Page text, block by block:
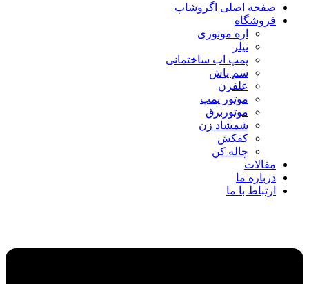
صفحه اصلی اگروشاپ
فروشگاه
اره موتوری
تیلر
پمپ اب ساختمانی
سم پاش
علفزن
موتور پمپ
موتوربرق
شمشاد زن
کفکش
چاله کن
مقالات
درباره ما
ارتباط با ما